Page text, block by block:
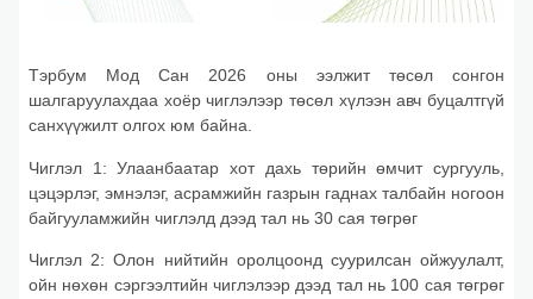
Тэрбум Мод Сан 2026 оны ээлжит төсөл сонгон
шалгаруулахдаа хоёр чиглэлээр төсөл хүлээн авч буцалтгүй
санхүүжилт олгох юм байна.
Чиглэл 1: Улаанбаатар хот дахь төрийн өмчит сургууль,
цэцэрлэг, эмнэлэг, асрамжийн газрын гаднах талбайн ногоон
байгууламжийн чиглэлд дээд тал нь 30 сая төгрөг
Чиглэл 2: Олон нийтийн оролцоонд суурилсан ойжуулалт,
ойн нөхөн сэргээлтийн чиглэлээр дээд тал нь 100 сая төгрөг